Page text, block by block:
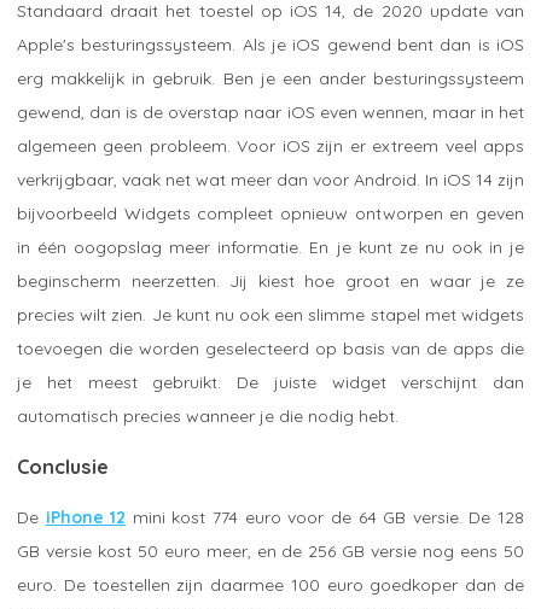
Standaard draait het toestel op iOS 14, de 2020 update van
Apple's besturingssysteem. Als je iOS gewend bent dan is iOS
erg makkelijk in gebruik. Ben je een ander besturingssysteem
gewend, dan is de overstap naar iOS even wennen, maar in het
algemeen geen probleem. Voor iOS zijn er extreem veel apps
verkrijgbaar, vaak net wat meer dan voor Android. In iOS 14 zijn
bijvoorbeeld Widgets compleet opnieuw ontworpen en geven
in één oogopslag meer informatie. En je kunt ze nu ook in je
begin­scherm neerzetten. Jij kiest hoe groot en waar je ze
precies wilt zien. Je kunt nu ook een slimme stapel met widgets
toevoegen die worden geselecteerd op basis van de apps die
je het meest gebruikt. De juiste widget verschijnt dan
automatisch precies wanneer je die nodig hebt.
Conclusie
De iPhone 12 mini kost 774 euro voor de 64 GB versie. De 128
GB versie kost 50 euro meer, en de 256 GB versie nog eens 50
euro. De toestellen zijn daarmee 100 euro goedkoper dan de